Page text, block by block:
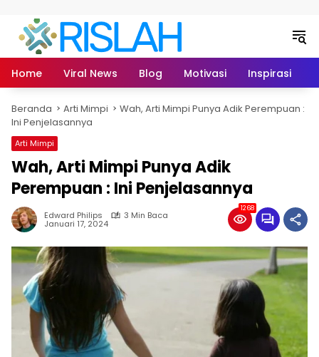
Home Viral News Blog Motivasi Inspirasi
Beranda Arti Mimpi
Wah, Arti Mimpi Punya Adik Perempuan :
Ini Penjelasannya
Arti Mimpi
Wah, Arti Mimpi Punya Adik
Perempuan : Ini Penjelasannya
Edward Philips 3 Min Baca
Januari 17, 2024
1268